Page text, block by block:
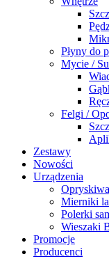
Płyny do
Mycie /
Felgi /
Zestawy
Nowości
Urządzenia
Mierniki
Polerki
Wieszaki
Promocje
Producenci